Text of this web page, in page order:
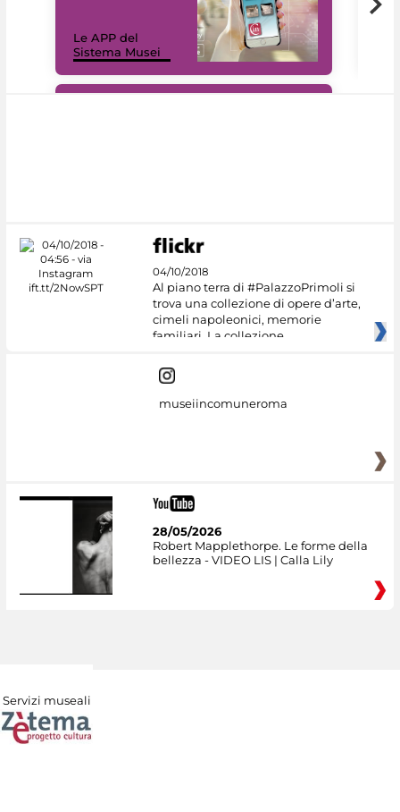
Le APP del
Sistema Musei
04/10/2018
Al piano terra di #PalazzoPrimoli si
trova una collezione di opere d’arte,
cimeli napoleonici, memorie
familiari. La collezione
museiincomuneroma
28/05/2026
Robert Mapplethorpe. Le forme della
bellezza - VIDEO LIS | Calla Lily
Servizi museali